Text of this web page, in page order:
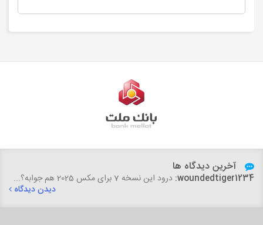
آخرین دیدگاه ها
woundedtiger1234: درود این نسخه 7 برای مکس 2025 هم جوابه؟...
دیدن دیدگاه